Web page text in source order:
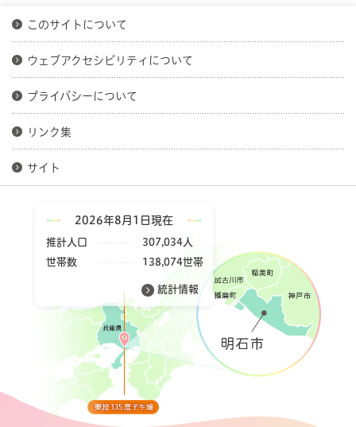
このサイトについて
ウェブアクセシビリティについて
プライバシーについて
リンク集
サイト
2026年8月1日現在
推計人口
307,034人
世帯数
138,074世帯
統計情報